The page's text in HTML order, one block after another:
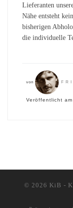
Lieferanten
Nähe entsteht
bisherigen
die individuelle
von
Veröffentlicht am
© 2026 KiB -